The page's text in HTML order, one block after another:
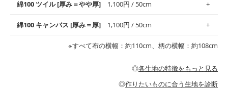
※レッスンバッグ、上履き袋などの通園通学グッズにはツイル生
・布団カバーなどの寝具、カーテン
す。
・スタイ、おくるみなどのベビーグッズ
・ブラウス、チュニック、ワンピースなどの洋服
・パジャマなどの寝具
良さが魅力。透け感があるので、涼しげなトップスなどに最適で
・ブラウス、シャツ、チュニックなどのトップス
コットン75％リネン25％の当店のビエラ生地は、オックス生地よ
りもふんわりとした柔らかい質感と適度な落ち感を感じられるの
綿100 ツイル [厚み＝やや厚] 1,100円 / 50cm
綾織りの生地です。しっかりとした張りと厚みがありながらも柔
らかいのが特徴です。生地の厚みは中厚手です。1枚でも透け感
綿100 キャンバス [厚み＝厚] 1,100円 / 50cm
耐久性があります。トートバッグ・ポーチ・ペンケースなどの布
小物、インテリア用品に向いています。
※すべて布の横幅：約110cm、柄の横幅：約108cm
◎各生地の特徴をもっと見る
◎作りたいものに合う生地を診断